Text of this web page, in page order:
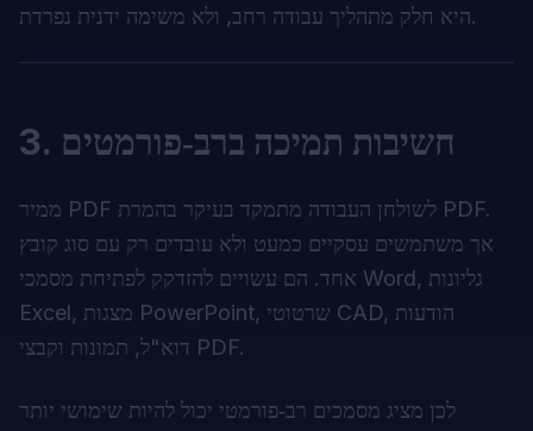
היא חלק מתהליך עבודה רחב, ולא משימה ידנית נפרדת.
3. חשיבות תמיכה ברב‑פורמטים
ממיר PDF לשולחן העבודה מתמקד בעיקר בהמרת PDF.
אך משתמשים עסקיים כמעט ולא עובדים רק עם סוג קובץ
אחד. הם עשויים להזדקק לפתיחת מסמכי Word, גליונות
Excel, מצגות PowerPoint, שרטוטי CAD, הודעות
דוא"ל, תמונות וקבצי PDF.
לכן מציג מסמכים רב‑פורמטי יכול להיות שימושי יותר